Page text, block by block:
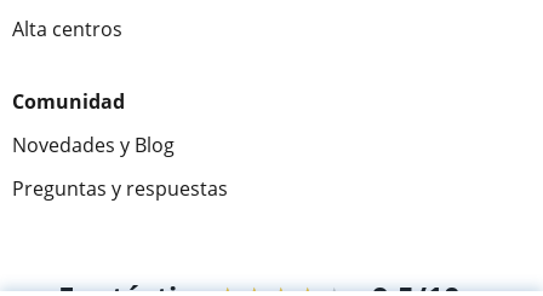
Alta centros
Comunidad
Novedades y Blog
Preguntas y respuestas